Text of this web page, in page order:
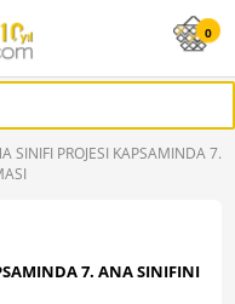
0
SINIFI PROJESI KAPSAMINDA 7.
7. ANA SINIFINI